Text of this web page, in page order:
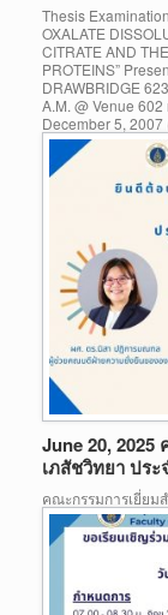
Thesis
OXALATE
CITRATE AND
PROTEINS”
DRAWBRIDGE
A.M. @ Venue
December 5,
June 20, 2025
เภสัชวิทยา ปร
คณะกรรมการเยี่ยม